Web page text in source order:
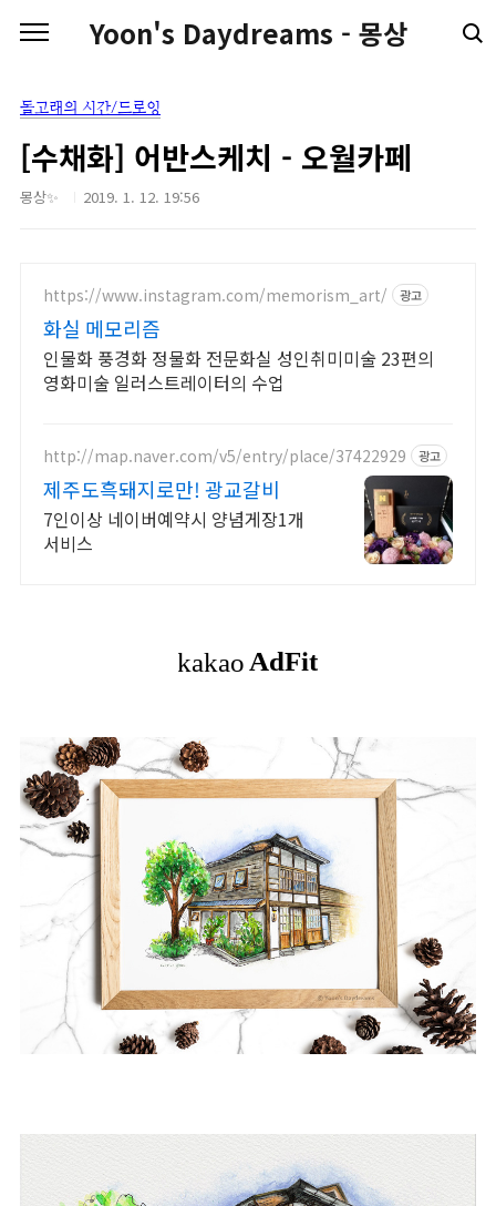
Yoon's Daydreams - 몽상
돌고래의 시간/드로잉
[수채화] 어반스케치 - 오월카페
몽상✨ 2019. 1. 12. 19:56
https://www.instagram.com/memorism_art/ 광고
화실 메모리즘
인물화 풍경화 정물화 전문화실 성인취미미술 23편의
영화미술 일러스트레이터의 수업
http://map.naver.com/v5/entry/place/37422929 광고
제주도흑돼지로만! 광교갈비
7인이상 네이버예약시 양념게장1개
서비스
[
드
로
/
화
반